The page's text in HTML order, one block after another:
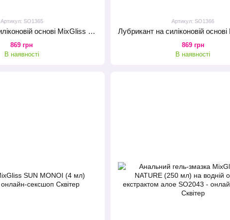
Артикул: SO1365
Лубрикант на силіконовій основі MixGliss BEACH - NOIX DE COCO (50 мл) з ароматом кокоса
869 грн
В наявності
Артикул: SO1366
869 грн
В наявності